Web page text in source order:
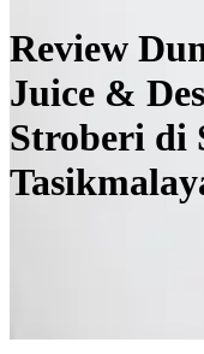
Review
Juice &
Stroberi di